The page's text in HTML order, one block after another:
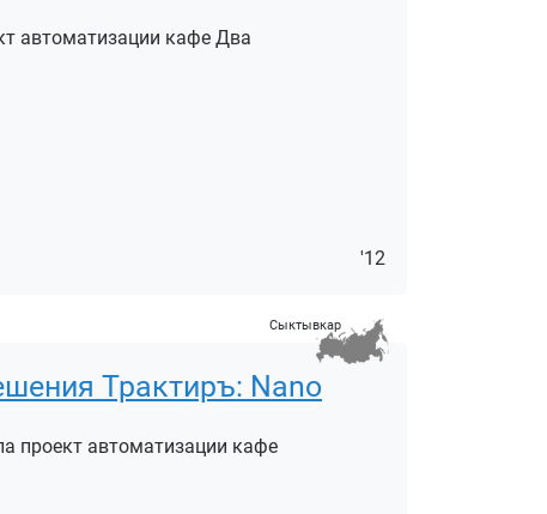
автоматизации кафе Два
'12
Сыктывкар
Трактиръ: Nano
проект автоматизации кафе